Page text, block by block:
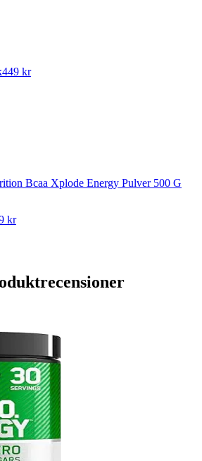
449 kr
Bcaa Xplode Energy Pulver 500 G
kr